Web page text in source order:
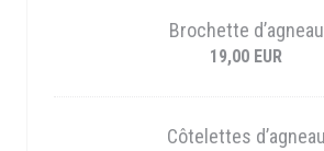
Brochette d’agneau
19,00 EUR
Côtelettes d’agneau